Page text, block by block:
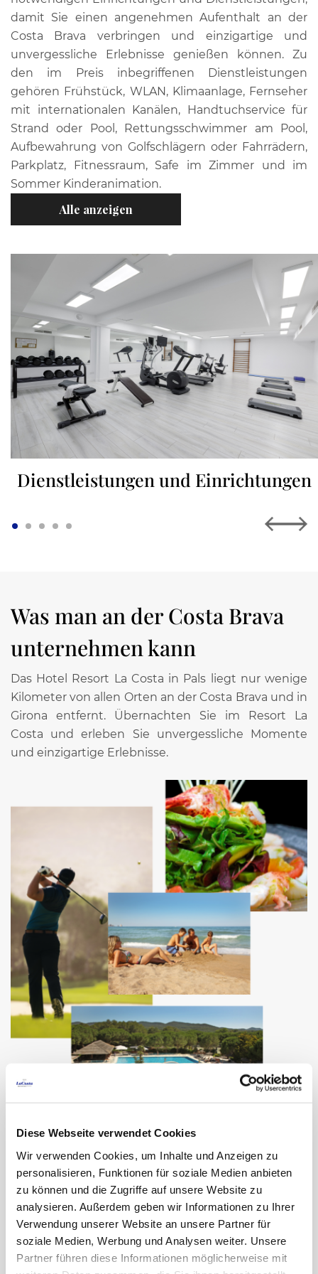
Diese Webseite verwendet Cookies
Wir verwenden Cookies, um Inhalte und Anzeigen zu
personalisieren, Funktionen für soziale Medien anbieten
zu können und die Zugriffe auf unsere Website zu
analysieren. Außerdem geben wir Informationen zu Ihrer
Verwendung unserer Website an unsere Partner für
soziale Medien, Werbung und Analysen weiter. Unsere
Partner führen diese Informationen möglicherweise mit
damit Sie einen angenehmen Aufenthalt an der
Costa Brava verbringen und einzigartige und
unvergessliche Erlebnisse genießen können. Zu
den im Preis inbegriffenen Dienstleistungen
gehören Frühstück, WLAN, Klimaanlage, Fernseher
mit internationalen Kanälen, Handtuchservice für
Strand oder Pool, Rettungsschwimmer am Pool,
Aufbewahrung von Golfschlägern oder Fahrrädern,
Parkplatz, Fitnessraum, Safe im Zimmer und im
Sommer Kinderanimation.
Alle anzeigen
Dienstleistungen und Einrichtungen
Was man an der Costa Brava
unternehmen kann
Das Hotel Resort La Costa in Pals liegt nur wenige
Kilometer von allen Orten an der Costa Brava und in
Girona entfernt. Übernachten Sie im Resort La
Costa und erleben Sie unvergessliche Momente
und einzigartige Erlebnisse.
Spielen Sie 18 Löcher auf dem Golfplatz,
unternehmen Sie eine Radtour durch die
authentischsten Orte der Costa Brava, genießen Sie
Schnorcheln, Kajakfahren oder Segeln an den
besten Stränden und Buchten, gönnen Sie sich
Weintourismus in der Herkunftsbezeichnung